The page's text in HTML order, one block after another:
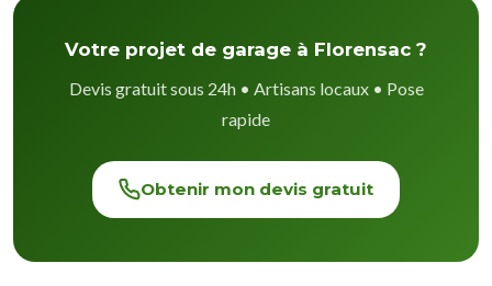
Votre projet de garage à Florensac ?
Devis gratuit sous 24h • Artisans locaux • Pose
rapide
Obtenir mon devis gratuit